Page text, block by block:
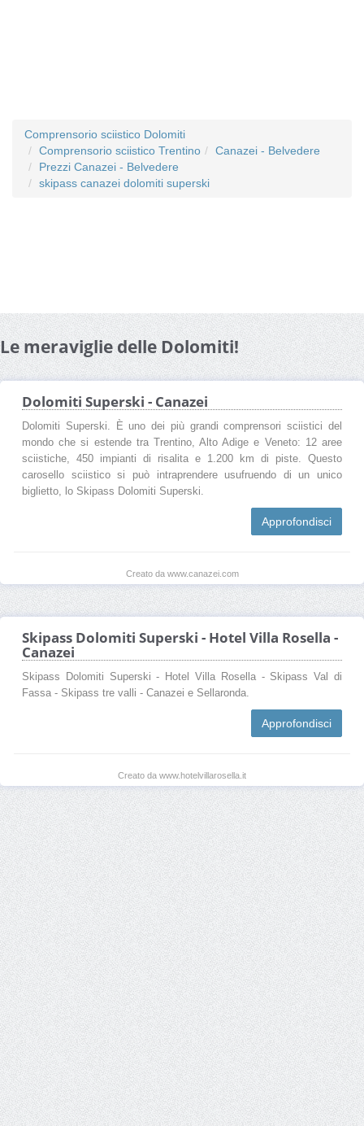
Comprensorio sciistico Dolomiti
Comprensorio sciistico Trentino
Canazei - Belvedere
Prezzi Canazei - Belvedere
skipass canazei dolomiti superski
Le meraviglie delle Dolomiti!
Dolomiti Superski - Canazei
Dolomiti Superski. È uno dei più grandi comprensori sciistici del
mondo che si estende tra Trentino, Alto Adige e Veneto: 12 aree
sciistiche, 450 impianti di risalita e 1.200 km di piste. Questo
carosello sciistico si può intraprendere usufruendo di un unico
biglietto, lo Skipass Dolomiti Superski.
Approfondisci
Creato da www.canazei.com
Skipass Dolomiti Superski - Hotel Villa Rosella -
Canazei
Skipass Dolomiti Superski - Hotel Villa Rosella - Skipass Val di
Fassa - Skipass tre valli - Canazei e Sellaronda.
Approfondisci
Creato da www.hotelvillarosella.it